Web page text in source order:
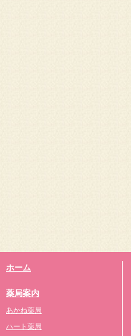
ホーム
薬局案内
あかね薬局
ハート薬局